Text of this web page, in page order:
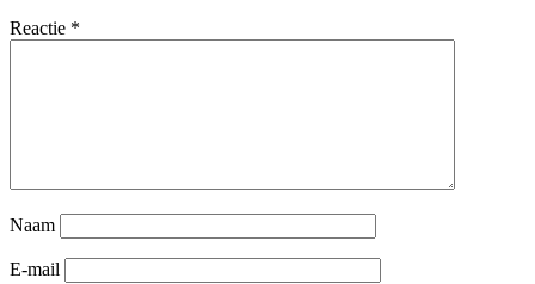
Reactie *
Naam
E-mail